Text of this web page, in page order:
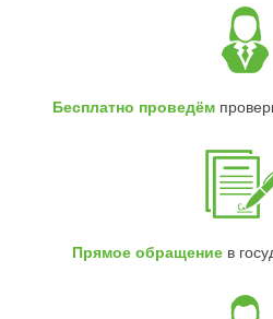
Бесплатно проведём
Прямое обращениев